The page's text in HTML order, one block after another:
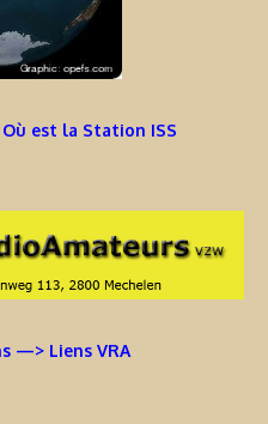
est la Station ISS
—> Liens VRA